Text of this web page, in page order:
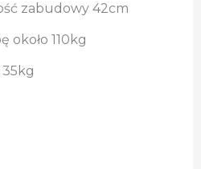
zabudowy 42cm
około 110kg